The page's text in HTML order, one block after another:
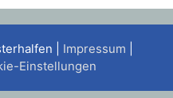
| Impressum
Einstellungen